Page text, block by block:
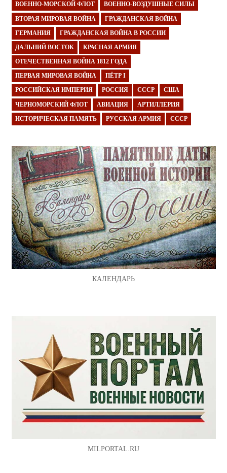
ВОЕННО-МОРСКОЙ ФЛОТ ВОЕННО-ВОЗДУШНЫЕ СИЛЫ
ВТОРАЯ МИРОВАЯ ВОЙНА ГРАЖДАНСКАЯ ВОЙНА
ГЕРМАНИЯ ГРАЖДАНСКАЯ ВОЙНА В РОССИИ
ДАЛЬНИЙ ВОСТОК КРАСНАЯ АРМИЯ
ОТЕЧЕСТВЕННАЯ ВОЙНА 1812 ГОДА
ПЕРВАЯ МИРОВАЯ ВОЙНА ПЁТР I
РОССИЙСКАЯ ИМПЕРИЯ РОССИЯ СССР США
ЧЕРНОМОРСКИЙ ФЛОТ АВИАЦИЯ АРТИЛЛЕРИЯ
ИСТОРИЧЕСКАЯ ПАМЯТЬ РУССКАЯ АРМИЯ СССР
КАЛЕНДАРЬ
MILPORTAL.RU